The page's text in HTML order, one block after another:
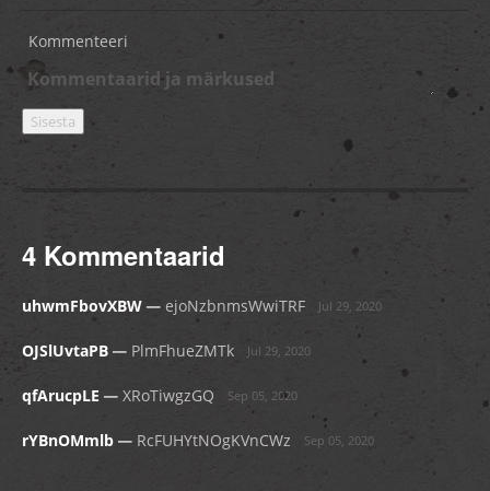
Kommenteeri
4 Kommentaarid
uhwmFbovXBW ejoNzbnmsWwiTRF Jul 29, 2020
OJSlUvtaPB PlmFhueZMTk Jul 29, 2020
qfArucpLE XRoTiwgzGQ Sep 05, 2020
rYBnOMmlb RcFUHYtNOgKVnCWz Sep 05, 2020